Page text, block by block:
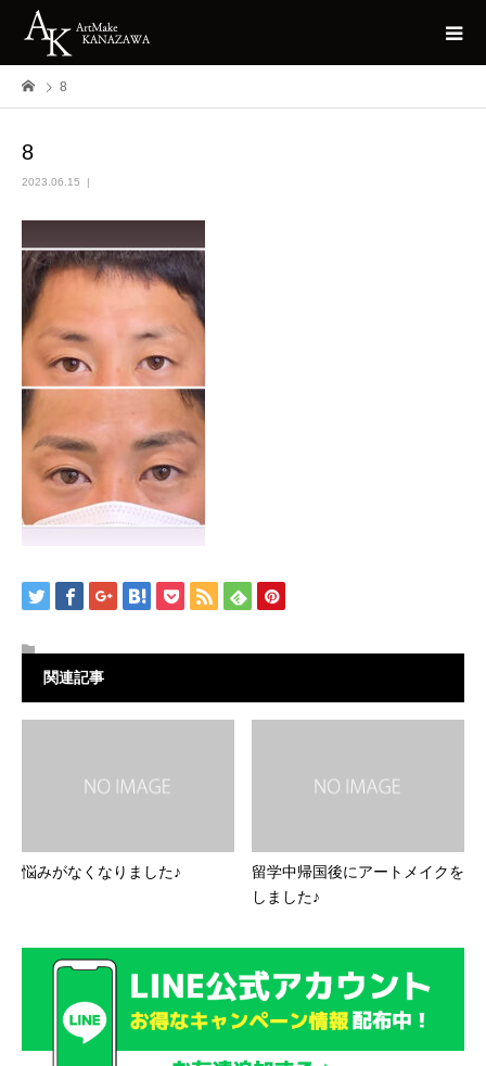
8
8
2023.06.15
関連記事
悩みがなくなりました♪
留学中帰国後にアートメイクを
しました♪